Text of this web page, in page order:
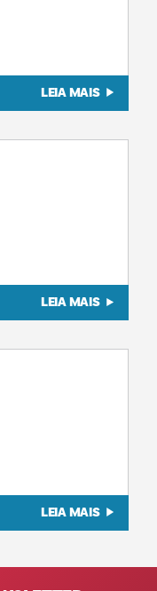
LEIA MAIS
LEIA MAIS
LEIA MAIS